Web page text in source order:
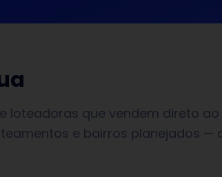
loteadoras que vendem direto
e bairros planejados —